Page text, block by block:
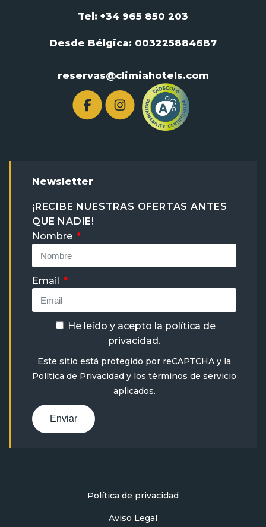
Tel: +34 965 850 203
Desde Bélgica: 003225884687
reservas@climiahotels.com
Newsletter
¡RECIBE NUESTRAS OFERTAS ANTES
QUE NADIE!
Nombre
Email
He leído y acepto la política de
privacidad .
Este sitio está protegido por reCAPTCHA y la
Política de Privacidad y los términos de servicio
aplicados.
Enviar
Política de privacidad
Aviso Legal